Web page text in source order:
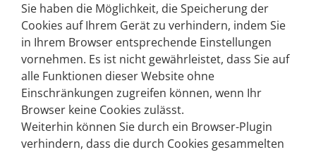
Sie haben die Möglichkeit, die Speicherung der
Cookies auf Ihrem Gerät zu verhindern, indem Sie
in Ihrem Browser entsprechende Einstellungen
vornehmen. Es ist nicht gewährleistet, dass Sie auf
alle Funktionen dieser Website ohne
Einschränkungen zugreifen können, wenn Ihr
Browser keine Cookies zulässt.
Weiterhin können Sie durch ein Browser-Plugin
verhindern, dass die durch Cookies gesammelten